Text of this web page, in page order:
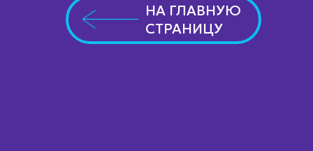
НА ГЛАВНУЮ
СТРАНИЦУ